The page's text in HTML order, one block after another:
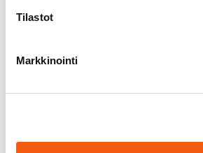
Tilastot
Markkinointi